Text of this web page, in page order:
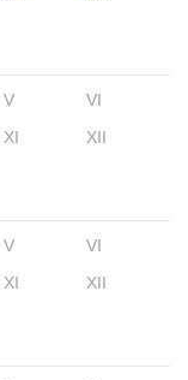
V
VI
XI XII
V
VI
XI XII